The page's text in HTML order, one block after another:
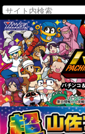
パチンコ・
新台情報から攻